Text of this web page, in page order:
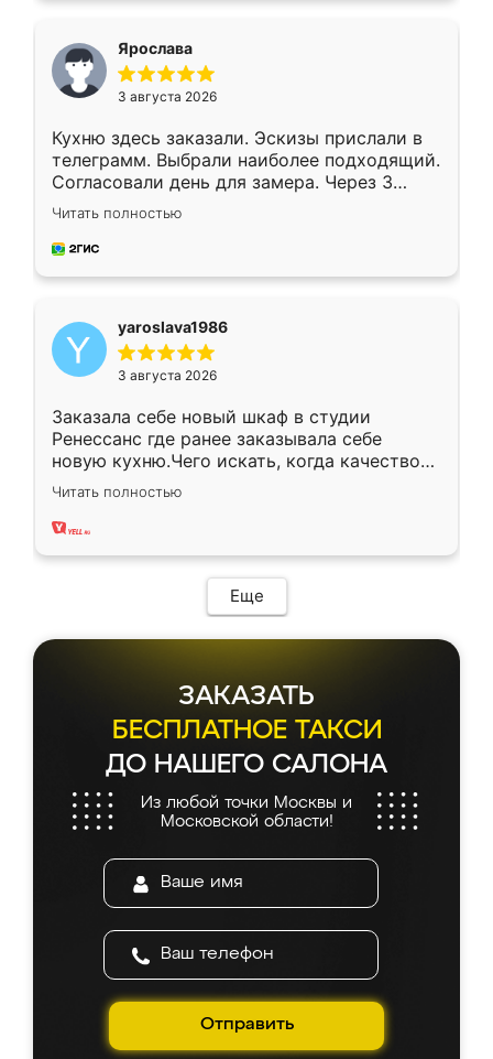
Ярослава
3 августа 2026
Кухню здесь заказали. Эскизы прислали в
телеграмм. Выбрали наиболее подходящий.
Согласовали день для замера. Через 3
недели кухня была уже готова. Остались
довольны работой. Спасибо Ренессанс
мебель за качественную работу!
Читать полностью
yaroslava1986
3 августа 2026
Заказала себе новый шкаф в студии
Ренессанс где ранее заказывала себе
новую кухню.Чего искать, когда качеством
вполне довольна. Служит кухня уже почти
два года, нареканий нет.
Читать полностью
Еще
ЗАКАЗАТЬ
БЕСПЛАТНОЕ ТАКСИ
ДО НАШЕГО САЛОНА
Из любой точки Москвы и
Московской области!
Отправить